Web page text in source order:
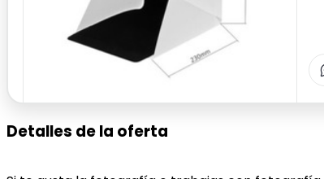
Detalles de la oferta